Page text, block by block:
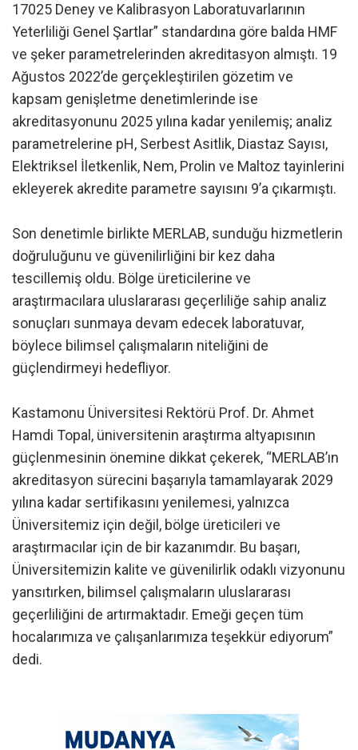
17025 Deney ve Kalibrasyon Laboratuvarlarının
Yeterliliği Genel Şartlar” standardına göre balda HMF
ve şeker parametrelerinden akreditasyon almıştı. 19
Ağustos 2022’de gerçekleştirilen gözetim ve
kapsam genişletme denetimlerinde ise
akreditasyonunu 2025 yılına kadar yenilemiş; analiz
parametrelerine pH, Serbest Asitlik, Diastaz Sayısı,
Elektriksel İletkenlik, Nem, Prolin ve Maltoz tayinlerini
ekleyerek akredite parametre sayısını 9’a çıkarmıştı.
Son denetimle birlikte MERLAB, sunduğu hizmetlerin
doğruluğunu ve güvenilirliğini bir kez daha
tescillemiş oldu. Bölge üreticilerine ve
araştırmacılara uluslararası geçerliliğe sahip analiz
sonuçları sunmaya devam edecek laboratuvar,
böylece bilimsel çalışmaların niteliğini de
güçlendirmeyi hedefliyor.
Kastamonu Üniversitesi Rektörü Prof. Dr. Ahmet
Hamdi Topal, üniversitenin araştırma altyapısının
güçlenmesinin önemine dikkat çekerek, “MERLAB’ın
akreditasyon sürecini başarıyla tamamlayarak 2029
yılına kadar sertifikasını yenilemesi, yalnızca
Üniversitemiz için değil, bölge üreticileri ve
araştırmacılar için de bir kazanımdır. Bu başarı,
Üniversitemizin kalite ve güvenilirlik odaklı vizyonunu
yansıtırken, bilimsel çalışmaların uluslararası
geçerliliğini de artırmaktadır. Emeği geçen tüm
hocalarımıza ve çalışanlarımıza teşekkür ediyorum”
dedi.